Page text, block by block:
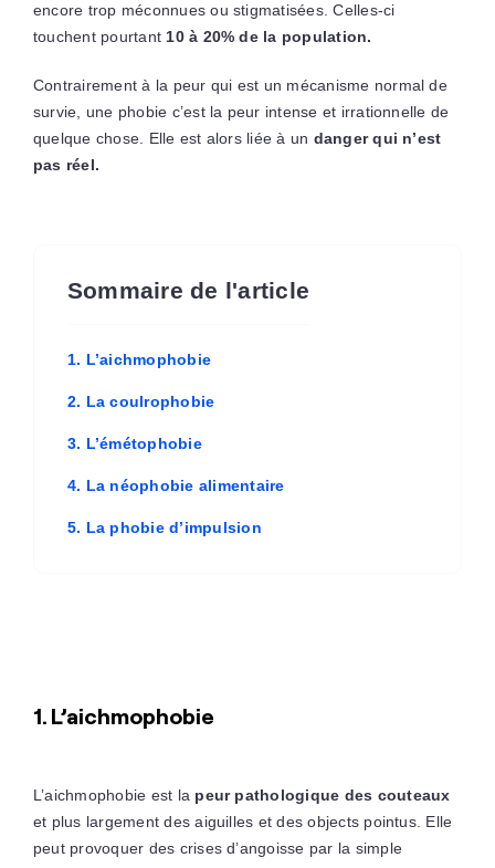
encore trop méconnues ou stigmatisées. Celles-ci
touchent pourtant 10 à 20% de la population.
Contrairement à la peur qui est un mécanisme normal de
survie, une phobie c’est la peur intense et irrationnelle de
quelque chose. Elle est alors liée à un danger qui n’est
pas réel.
Sommaire de l'article
1. L’aichmophobie
2. La coulrophobie
3. L’émétophobie
4. La néophobie alimentaire
5. La phobie d’impulsion
1. L’aichmophobie
L’aichmophobie est la peur pathologique des couteaux
et plus largement des aiguilles et des objects pointus. Elle
peut provoquer des crises d’angoisse par la simple